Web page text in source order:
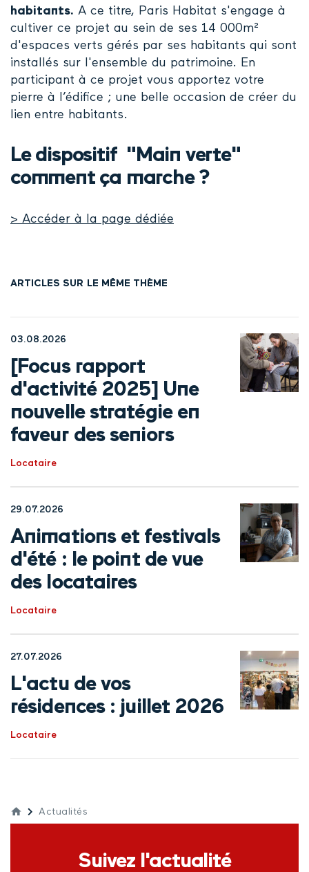
habitants. A ce titre, Paris Habitat s'engage à
cultiver ce projet au sein de ses 14 000m²
d'espaces verts gérés par ses habitants qui sont
installés sur l'ensemble du patrimoine. En
participant à ce projet vous apportez votre
pierre à l’édifice ; une belle occasion de créer du
lien entre habitants.
Le dispositif "Main verte"
comment ça marche ?
> Accéder à la page dédiée
ARTICLES SUR LE MÊME THÈME
03.08.2026
[Focus rapport
d'activité 2025] Une
nouvelle stratégie en
faveur des seniors
Locataire
29.07.2026
Animations et festivals
d'été : le point de vue
des locataires
Locataire
27.07.2026
L'actu de vos
résidences : juillet 2026
Locataire
Actualités
Suivez l'actualité